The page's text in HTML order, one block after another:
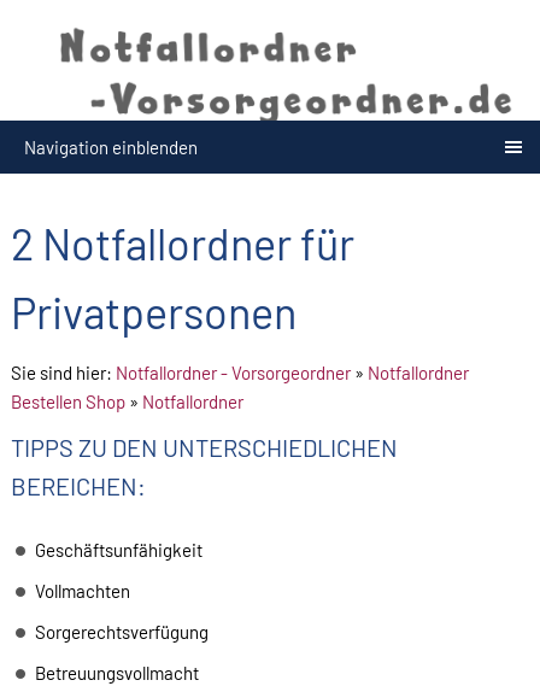
Navigation einblenden
2 Notfallordner für
Privatpersonen
Sie sind hier: Notfallordner - Vorsorgeordner» Notfallordner
Bestellen Shop » Notfallordner
TIPPS ZU DEN UNTERSCHIEDLICHEN
BEREICHEN:
Geschäftsunfähigkeit
Vollmachten
Sorgerechtsverfügung
Betreuungsvollmacht